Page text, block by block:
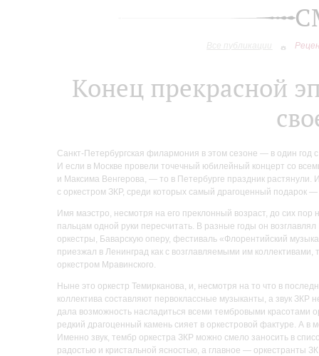
Все публикации
Конец прекрасной
Санкт-Петербургская филармония в этом сезоне — в один год
И если в Москве провели точечный юбилейный концерт со
и Максима Венгерова, — то в Петербурге праздник
с оркестром ЗКР, среди которых самый драгоценный подарок
Имя маэстро, несмотря на его преклонный возраст, до сих
пальцам одной руки пересчитать. В разные годы он
оркестры, Баварскую оперу, фестиваль «Флорентийский
приезжал в Ленинград как с возглавляемыми им
оркестром Мравинского.
Ныне это оркестр Темирканова, и, несмотря на то что в
коллектива составляют первоклассные музыканты, а звук
дала возможность насладиться всеми тембровыми красотами
редкий драгоценный камень сияет в оркестровой фактуре. А
Именно звук, тембр оркестра ЗКР можно смело заносить в
радостью и кристальной ясностью, а главное — оркестранты